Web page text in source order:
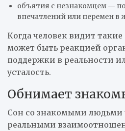
объятия с незнакомцем —
впечатлений или перемен в
Когда человек видит
может быть реакцией
поддержки в реальности
усталость.
Обнимает
Сон со знакомыми людьми
реальными